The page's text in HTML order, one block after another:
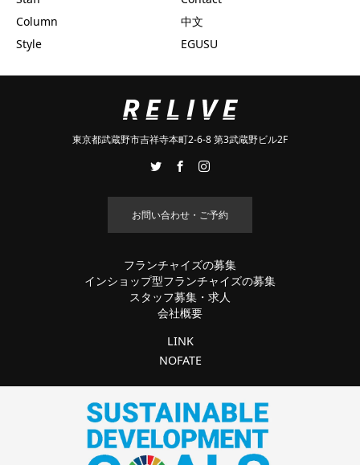
Column
Style
中文
EGUSU
東京都武蔵野市吉祥寺本町2-6-8 第3武蔵野ビル2F
お問い合わせ・ご予約
フランチャイズの募集
インショップ型フランチャイズの募集
スタッフ募集・求人
会社概要
LINK
NOFATE